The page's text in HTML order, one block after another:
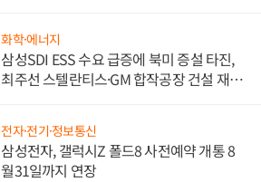
화학·에너지
삼성SDI ESS 수요 급증에 북미 증설 타진,
최주선 스텔란티스·GM 합작공장 건설 재추
전자·전기·정보통신
삼성전자, 갤럭시Z 폴드8 사전예약 개통 8
월31일까지 연장